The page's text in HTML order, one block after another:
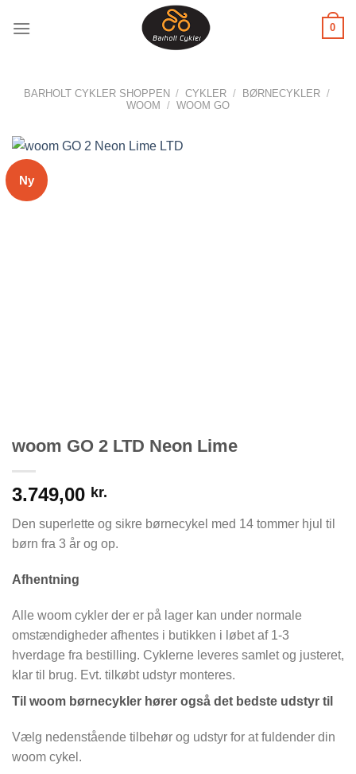
0
BARHOLT CYKLER SHOPPEN / CYKLER / BØRNECYKLER /
WOOM
/ WOOM GO
Ny
woom GO 2 LTD Neon Lime
3.749,00 kr.
Den superlette og sikre børnecykel med 14 tommer hjul til
børn fra 3 år og op.
Afhentning
Alle woom cykler der er på lager kan under normale
omstændigheder afhentes i butikken i løbet af 1-3
hverdage fra bestilling. Cyklerne leveres samlet og justeret,
klar til brug. Evt. tilkøbt udstyr monteres.
Til woom børnecykler hører også det bedste udstyr til
Vælg nedenstående tilbehør og udstyr for at fuldender din
woom cykel.